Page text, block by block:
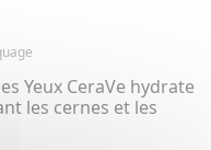
Yeux CeraVe hydrate
les cernes et les